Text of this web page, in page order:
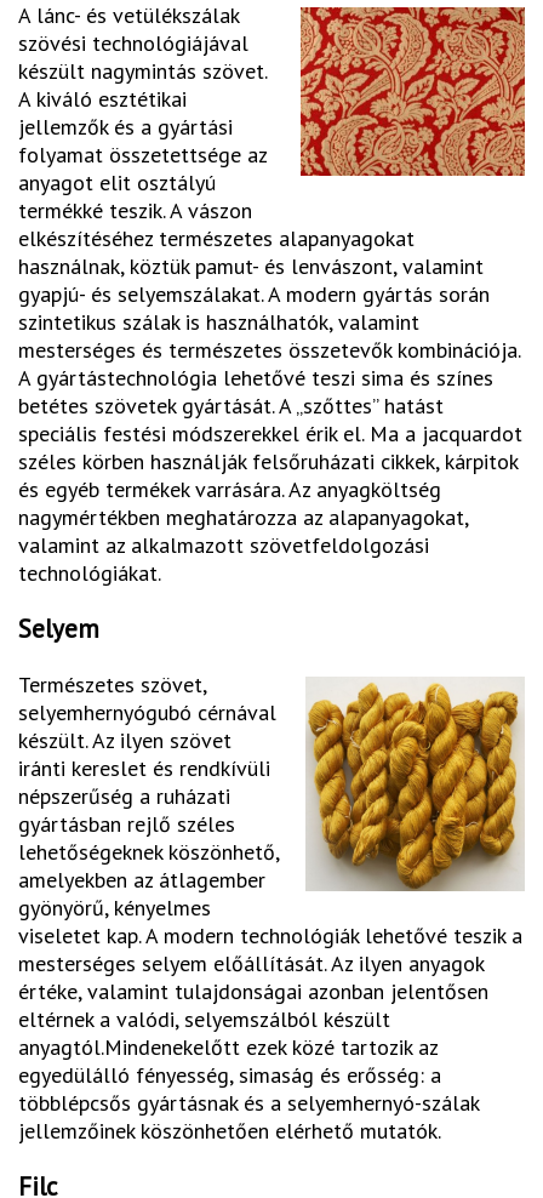
A lánc- és vetülékszálak
szövési technológiájával
készült nagymintás szövet.
A kiváló esztétikai
jellemzők és a gyártási
folyamat összetettsége az
anyagot elit osztályú
termékké teszik. A vászon
elkészítéséhez természetes alapanyagokat
használnak, köztük pamut- és lenvászont, valamint
gyapjú- és selyemszálakat. A modern gyártás során
szintetikus szálak is használhatók, valamint
mesterséges és természetes összetevők kombinációja.
A gyártástechnológia lehetővé teszi sima és színes
betétes szövetek gyártását. A „szőttes” hatást
speciális festési módszerekkel érik el. Ma a jacquardot
széles körben használják felsőruházati cikkek, kárpitok
és egyéb termékek varrására. Az anyagköltség
nagymértékben meghatározza az alapanyagokat,
valamint az alkalmazott szövetfeldolgozási
technológiákat.
Selyem
Természetes szövet,
selyemhernyógubó cérnával
készült. Az ilyen szövet
iránti kereslet és rendkívüli
népszerűség a ruházati
gyártásban rejlő széles
lehetőségeknek köszönhető,
amelyekben az átlagember
gyönyörű, kényelmes
viseletet kap. A modern technológiák lehetővé teszik a
mesterséges selyem előállítását. Az ilyen anyagok
értéke, valamint tulajdonságai azonban jelentősen
eltérnek a valódi, selyemszálból készült
anyagtól.Mindenekelőtt ezek közé tartozik az
egyedülálló fényesség, simaság és erősség: a
többlépcsős gyártásnak és a selyemhernyó-szálak
jellemzőinek köszönhetően elérhető mutatók.
Filc